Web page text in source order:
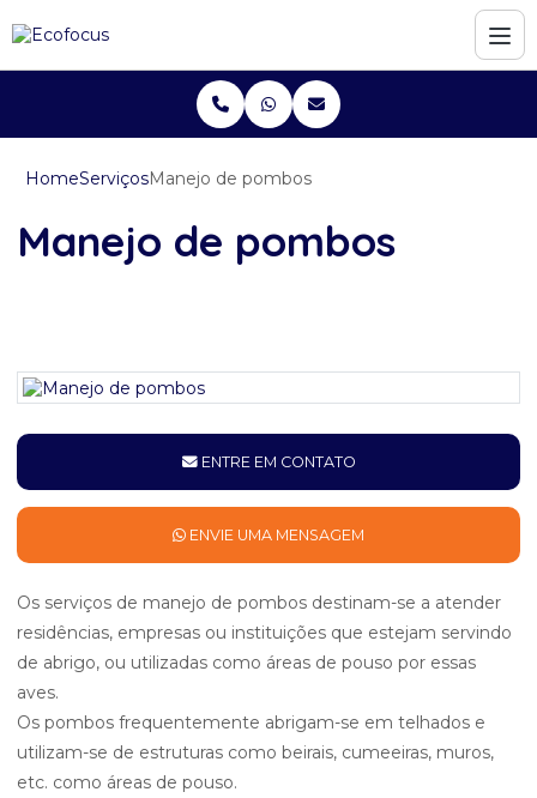
HomeServiçosManejo de pombos
Manejo de pombos
ENTRE EM CONTATO
ENVIE UMA MENSAGEM
Os serviços de manejo de pombos destinam-se a atender
residências, empresas ou instituições que estejam servindo
de abrigo, ou utilizadas como áreas de pouso por essas
aves.
Os pombos frequentemente abrigam-se em telhados e
utilizam-se de estruturas como beirais, cumeeiras, muros,
etc. como áreas de pouso.